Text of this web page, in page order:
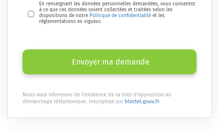
En renseignant les données personnelles demandées, vous consentez
à ce que ces données soient collectées et traitées selon les
dispositions de notre Politique de confidentialité et les
réglementations en vigueur.
Envoyer ma demande
Nous vous informons de l'existence de la liste d'opposition au
démarchage téléphonique. Inscription sur bloctel.gouv.fr